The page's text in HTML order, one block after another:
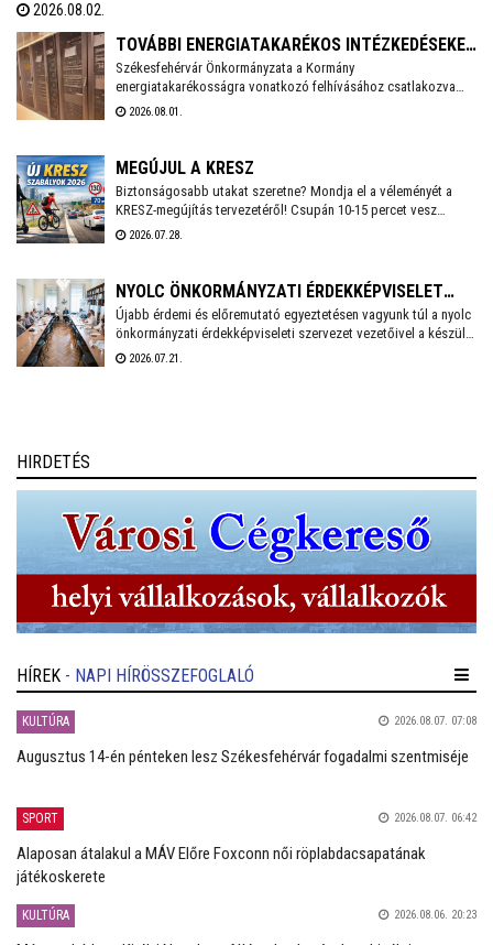
és gyermekügyi miniszter Facebook-oldalán szombaton.
2026.08.02.
TOVÁBBI ENERGIATAKARÉKOS INTÉZKEDÉSEKET
VEZET BE SZÉKESFEHÉRVÁR
Székesfehérvár Önkormányzata a Kormány
energiatakarékosságra vonatkozó felhívásához csatlakozva
több intézkedést vezet be a villamosenergia-felhasználás
energiafelhasználás, és a munkavállalók számára is
2026.08.01.
MEGÚJUL A KRESZ
Biztonságosabb utakat szeretne? Mondja el a véleményét a
KRESZ-megújítás tervezetéről! Csupán 10-15 percet vesz
igénybe a Közlekedési és Beruházási Minisztérium által
anonim és önkéntes.
2026.07.28.
NYOLC ÖNKORMÁNYZATI ÉRDEKKÉPVISELET
KÖZÖSEN KÉSZÍT SZAKPOLITIKAI
JAVASLATCSOMAGOT
Újabb érdemi és előremutató egyeztetésen vagyunk túl a nyolc
önkormányzati érdekképviseleti szervezet vezetőivel a készülő
közös, össz-szövetségi szakpolitikai javaslatcsomagunkról -
2026.07.21.
HIRDETÉS
HÍREK - NAPI HÍRÖSSZEFOGLALÓ
KULTÚRA 2026.08.07. 07:08
Augusztus 14-én pénteken lesz Székesfehérvár fogadalmi szentmiséje
SPORT 2026.08.07. 06:42
Alaposan átalakul a MÁV Előre Foxconn női röplabdacsapatának
játékoskerete
KULTÚRA 2026.08.06. 20:23